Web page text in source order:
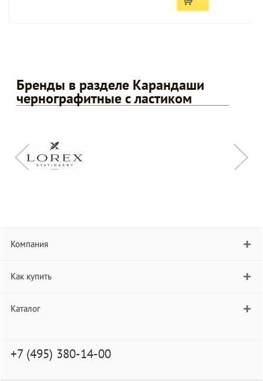
Бренды в разделе Карандаши
чернографитные с ластиком
Компания
Как купить
Каталог
+7 (495) 380-14-00